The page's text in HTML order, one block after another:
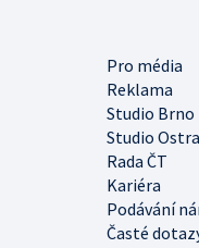
Pro média
Reklama
Studio Brno
Studio
Rada ČT
Kariéra
Podávání
Časté